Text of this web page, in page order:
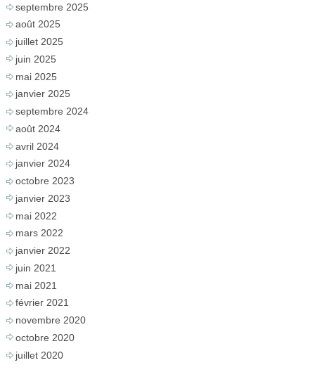
septembre 2025
août 2025
juillet 2025
juin 2025
mai 2025
janvier 2025
septembre 2024
août 2024
avril 2024
janvier 2024
octobre 2023
janvier 2023
mai 2022
mars 2022
janvier 2022
juin 2021
mai 2021
février 2021
novembre 2020
octobre 2020
juillet 2020